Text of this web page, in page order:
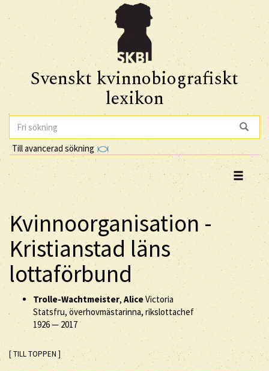
Svenskt kvinnobiografiskt
lexikon
Till avancerad sökning
Kvinnoorganisation -
Kristianstad läns
lottaförbund
Trolle-Wachtmeister, AliceVictoria
Statsfru, överhovmästarinna, rikslottachef
1926— 2017
[ TILL TOPPEN ]